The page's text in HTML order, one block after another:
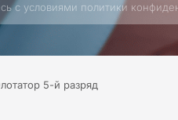
с условиями политики
5-й разряд